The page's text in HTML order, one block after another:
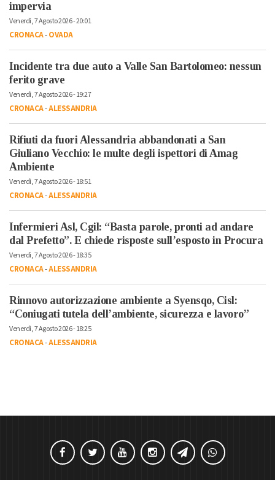
impervia
Venerdì, 7 Agosto 2026 - 20:01
CRONACA-OVADA
Incidente tra due auto a Valle San Bartolomeo: nessun
ferito grave
Venerdì, 7 Agosto 2026 - 19:27
CRONACA-ALESSANDRIA
Rifiuti da fuori Alessandria abbandonati a San
Giuliano Vecchio: le multe degli ispettori di Amag
Ambiente
Venerdì, 7 Agosto 2026 - 18:51
CRONACA-ALESSANDRIA
Infermieri Asl, Cgil: “Basta parole, pronti ad andare
dal Prefetto”. E chiede risposte sull’esposto in Procura
Venerdì, 7 Agosto 2026 - 18:35
CRONACA-ALESSANDRIA
Rinnovo autorizzazione ambiente a Syensqo, Cisl:
“Coniugati tutela dell’ambiente, sicurezza e lavoro”
Venerdì, 7 Agosto 2026 - 18:25
CRONACA-ALESSANDRIA